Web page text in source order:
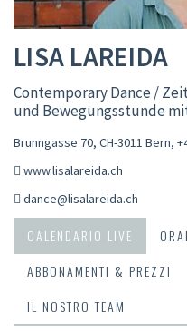
LISA LAREIDA
Contemporary Dance /
und Bewegungsstunde
Brunngasse 70, CH-3011 Bern,
www.lisalareida.ch
dance@lisalareida.ch
CALENDARIO LIVE
ABBONAMENTI & PREZZI
IL NOSTRO TEAM